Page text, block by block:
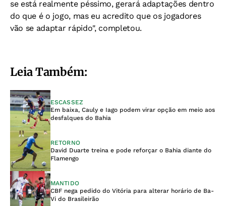
se está realmente péssimo, gerará adaptações dentro
do que é o jogo, mas eu acredito que os jogadores
vão se adaptar rápido", completou.
Leia Também:
ESCASSEZ
Em baixa, Cauly e Iago podem virar opção em meio aos
desfalques do Bahia
RETORNO
David Duarte treina e pode reforçar o Bahia diante do
Flamengo
MANTIDO
CBF nega pedido do Vitória para alterar horário de Ba-
Vi do Brasileirão